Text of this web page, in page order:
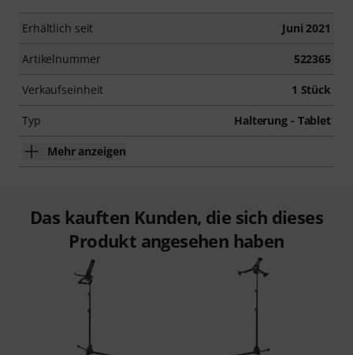
Erhältlich seit Juni 2021
Artikelnummer 522365
Verkaufseinheit 1 Stück
Typ Halterung - Tablet
Mehr anzeigen
Das kauften Kunden, die sich dieses
Produkt angesehen haben